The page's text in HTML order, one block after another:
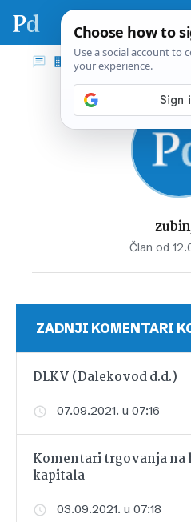
Član od
ZADNJI KOMENTARI
DLKV (Dalekovod d.d.)
07.09.2021. u 07:16
Komentari trgovanja
kapitala
03.09.2021. u 07:18